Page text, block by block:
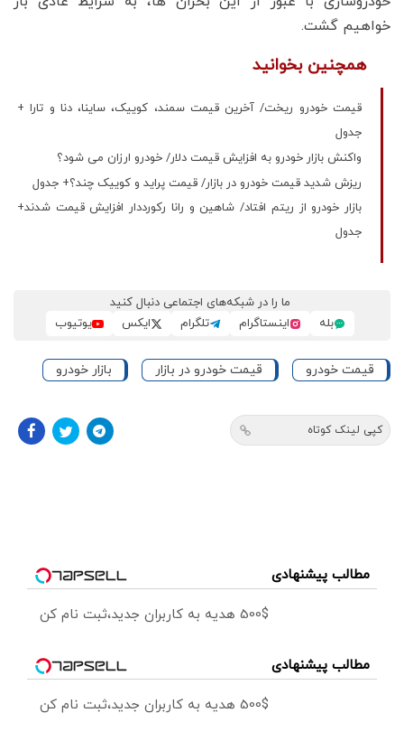
خواهیم گشت.
همچنین بخوانید
قیمت خودرو ریخت/ آخرین قیمت سمند، کوییک، ساینا، دنا و تارا +
جدول
واکنش بازار خودرو به افزایش قیمت دلار/ خودرو ارزان می شود؟
ریزش شدید قیمت خودرو در بازار/ قیمت پراید و کوییک چند؟+ جدول
بازار خودرو از ریتم افتاد/ شاهین و رانا رکورددار افزایش قیمت شدند+
جدول
ما را در شبکه‌های اجتماعی دنبال کنید
بله
اینستاگرام تلگرام ایکس یوتیوب
قیمت خودرو قیمت خودرو در بازار بازار خودرو
کپی لینک کوتاه
مطالب پیشنهادی
500$ هدیه به کاربران جدید،ثبت نام کن
مطالب پیشنهادی
500$ هدیه به کاربران جدید،ثبت نام کن